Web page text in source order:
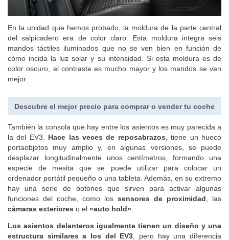
En la unidad que hemos probado, la moldura de la parte central
del salpicadero era de color claro. Esta moldura integra seis
mandos táctiles iluminados que no se ven bien en función de
cómo incida la luz solar y su intensidad. Si esta moldura es de
color oscuro, el contraste es mucho mayor y los mandos se ven
Descubre el mejor precio para comprar o vender tu coche
También la consola que hay entre los asientos es muy parecida a
la del EV3. Hace las veces de reposabrazos, tiene un hueco
portaobjetos muy amplio y, en algunas versiones, se puede
desplazar longitudinalmente unos centímetros, formando una
especie de mesita que se puede utilizar para colocar un
ordenador portátil pequeño o una tableta. Además, en su extremo
hay una serie de botones que sirven para activar algunas
funciones del coche, como lossensores de proximidad
Los asientos delanteros igualmente tienen un diseño y una